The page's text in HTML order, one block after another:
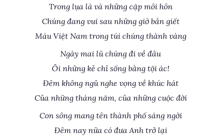
Trong lụa là và những cặp môi hôn
Chúng đang vui sau những giờ bắn giết
Máu Việt Nam trong túi chúng thành vàng
Ngày mai lũ chúng đi về đâu
Ôi những kẻ chỉ sống bằng tội ác!
Đêm không ngủ nghe vọng về khúc hát
Của những tháng năm, của những cuộc đời
Con sông mang tên thành phố sáng ngời
Đêm nay nữa có đưa Anh trở lại